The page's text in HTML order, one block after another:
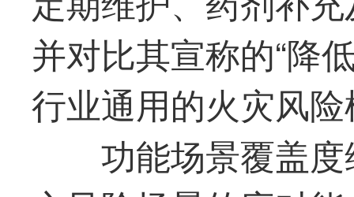
并对比其宣称的“降
行业通用的火灾风
功能场景覆盖